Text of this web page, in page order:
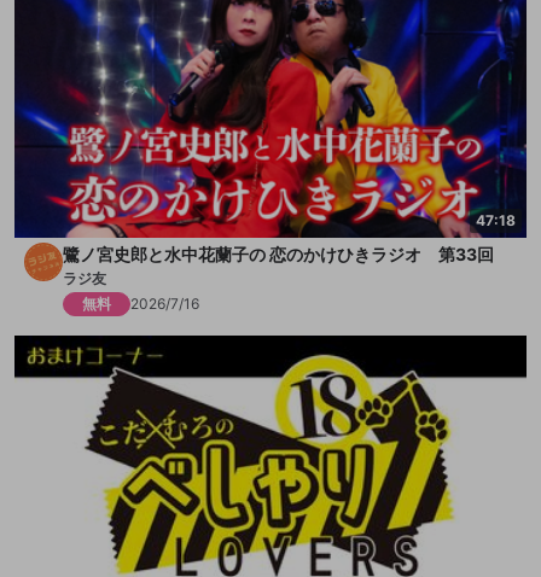
47:18
鷺ノ宮史郎と水中花蘭子の 恋のかけひきラジオ 第33回
ラジ友
無料
2026/7/16